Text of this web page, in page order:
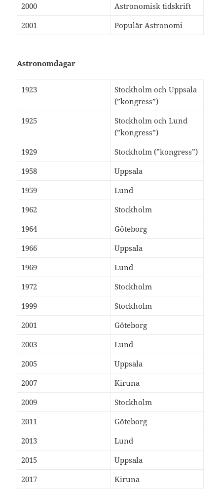
2000
Astronomisk tidskrift
2001
Populär Astronomi
Astronomdagar
1923
Stockholm och Uppsala
(”kongress”)
1925
Stockholm och Lund
(”kongress”)
1929
Stockholm (”kongress”)
1958
Uppsala
1959
Lund
1962
Stockholm
1964
Göteborg
1966
Uppsala
1969
Lund
1972
Stockholm
1999
Stockholm
2001
Göteborg
2003
Lund
2005
Uppsala
2007
Kiruna
2009
Stockholm
2011
Göteborg
2013
Lund
2015
Uppsala
2017
Kiruna